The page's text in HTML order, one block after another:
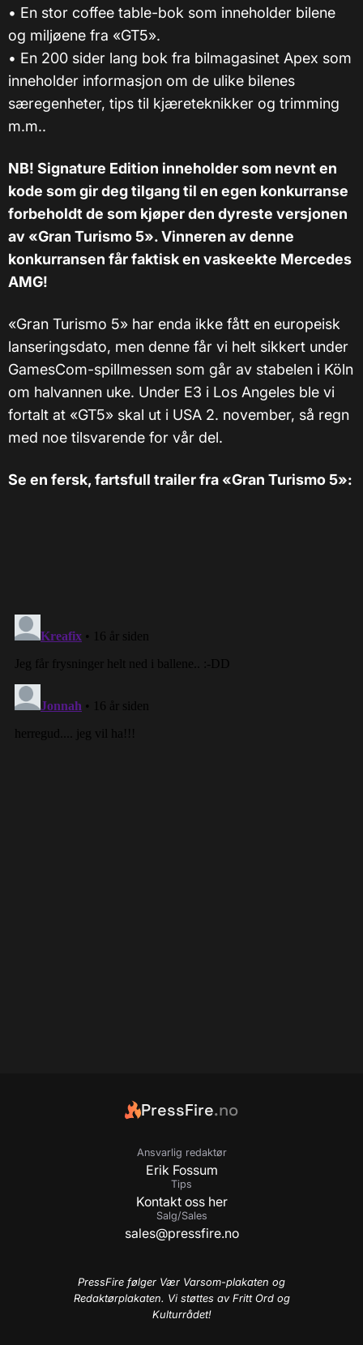
• En stor coffee table-bok som inneholder bilene
og miljøene fra «GT5».
• En 200 sider lang bok fra bilmagasinet Apex som
inneholder informasjon om de ulike bilenes
særegenheter, tips til kjæreteknikker og trimming
m.m..
NB! Signature Edition inneholder som nevnt en
kode som gir deg tilgang til en egen konkurranse
forbeholdt de som kjøper den dyreste versjonen
av «Gran Turismo 5». Vinneren av denne
konkurransen får faktisk en vaskeekte Mercedes
AMG!
«Gran Turismo 5» har enda ikke fått en europeisk
lanseringsdato, men denne får vi helt sikkert under
GamesCom-spillmessen som går av stabelen i Köln
om halvannen uke. Under E3 i Los Angeles ble vi
fortalt at «GT5» skal ut i USA 2. november, så regn
med noe tilsvarende for vår del.
Se en fersk, fartsfull trailer fra «Gran Turismo 5»:
PressFire.no
Ansvarlig redaktør
Erik Fossum
Tips
Kontakt oss her
Salg/Sales
sales@pressfire.no
PressFire følger Vær Varsom-plakaten og
Redaktørplakaten. Vi støttes av Fritt Ord og
Kulturrådet!